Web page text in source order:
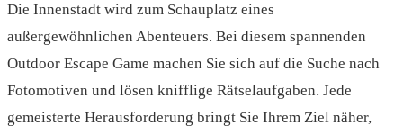
Die Innenstadt wird zum Schauplatz eines
außergewöhnlichen Abenteuers. Bei diesem spannenden
Outdoor Escape Game machen Sie sich auf die Suche nach
Fotomotiven und lösen knifflige Rätselaufgaben. Jede
gemeisterte Herausforderung bringt Sie Ihrem Ziel näher,